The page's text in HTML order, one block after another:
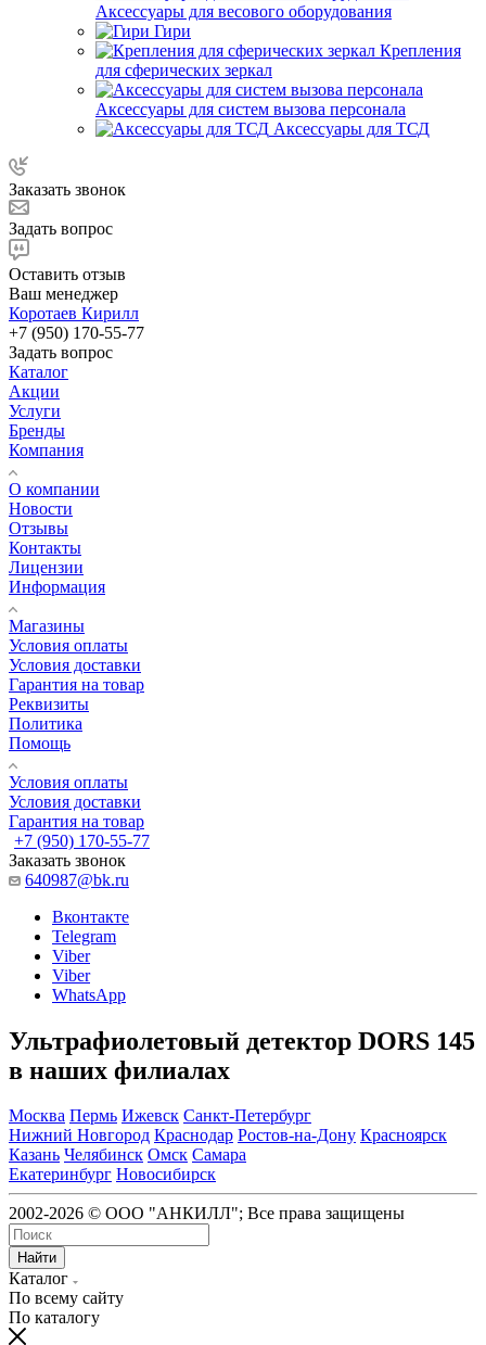
Аксессуары для весового оборудования
Гири
Крепления
для сферических зеркал
Аксессуары для систем вызова персонала
Аксессуары для ТСД
Заказать звонок
Задать вопрос
Оставить отзыв
Ваш менеджер
Коротаев Кирилл
+7 (950) 170-55-77
Задать вопрос
Каталог
Акции
Услуги
Бренды
Компания
О компании
Новости
Отзывы
Контакты
Лицензии
Информация
Магазины
Условия оплаты
Условия доставки
Гарантия на товар
Реквизиты
Политика
Помощь
Условия оплаты
Условия доставки
Гарантия на товар
+7 (950) 170-55-77
Заказать звонок
640987@bk.ru
Вконтакте
Telegram
Viber
Viber
WhatsApp
Ультрафиолетовый детектор DORS 145
в наших филиалах
Москва Пермь Ижевск Санкт-Петербург
Нижний Новгород Краснодар Ростов-на-Дону Красноярск
Казань Челябинск Омск Самара
Екатеринбург Новосибирск
2002-2026 © ООО "АНКИЛЛ"; Все права защищены
Найти
Каталог
По всему сайту
По каталогу